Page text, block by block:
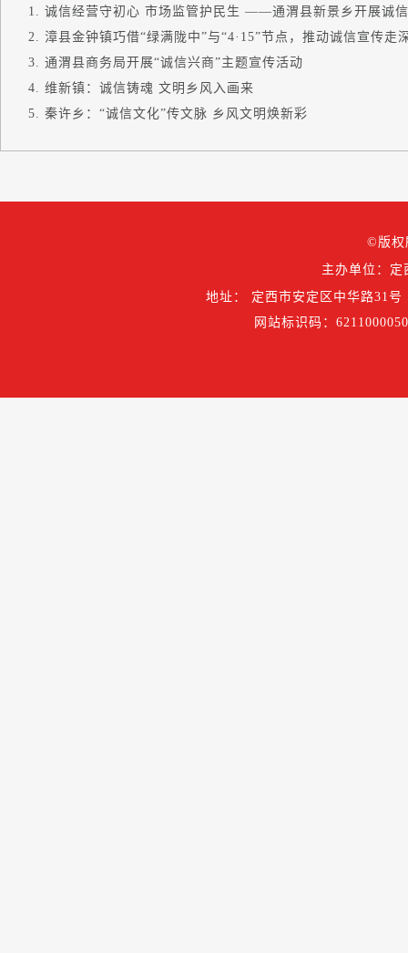
诚信经营守初心 市场监管护民生 ——通渭县新景乡开展诚
漳县金钟镇巧借“绿满陇中”与“4·15”节点，推动诚信宣传走
通渭县商务局开展“诚信兴商”主题宣传活动
维新镇：诚信铸魂 文明乡风入画来
秦许乡：“诚信文化”传文脉 乡风文明焕新彩
©版权
主办单位：定
地址： 定西市安定区中华路31号
网站标识码：